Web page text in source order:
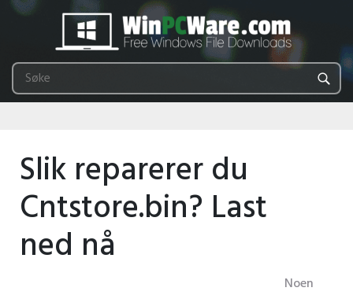
Slik reparerer du
Cntstore.bin? Last
ned nå
Noen